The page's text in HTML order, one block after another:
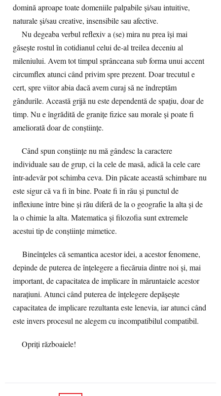
domină aproape toate domeniile palpabile și/sau intuitive,
naturale și/sau creative, insensibile sau afective.
Nu degeaba verbul reflexiv a (se) mira nu prea își mai
găsește rostul în cotidianul celui de-al treilea deceniu al
mileniului. Avem tot timpul sprânceana sub forma unui accent
circumflex atunci când privim spre prezent. Doar trecutul e
cert, spre viitor abia dacă avem curaj să ne îndreptăm
gândurile. Această grijă nu este dependentă de spațiu, doar de
timp. Nu e îngrădită de granițe fizice sau morale și poate fi
ameliorată doar de conștiințe.
Când spun conștiințe nu mă gândesc la caractere
individuale sau de grup, ci la cele de masă, adică la cele care
într-adevăr pot schimba ceva. Din păcate această schimbare nu
este sigur că va fi în bine. Poate fi în rău și punctul de
inflexiune între bine și rău diferă de la o geografie la alta și de
la o chimie la alta. Matematica și filozofia sunt extremele
acestui tip de conștiințe mimetice.
Bineînțeles că semantica acestor idei, a acestor fenomene,
depinde de puterea de înțelegere a fiecăruia dintre noi și, mai
important, de capacitatea de implicare în măruntaiele acestor
narațiuni. Atunci când puterea de înțelegere depășește
capacitatea de implicare rezultanta este lenevia, iar atunci când
este invers procesul ne alegem cu incompatibilul compatibil.
Opriți războaiele!